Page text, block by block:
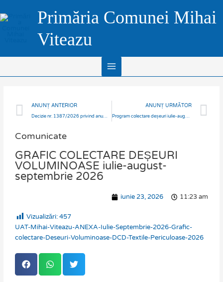
to
Primăria Comunei Mihai
Viteazu
Menu
Prev
ANUNȚ ANTERIOR
Decizie nr. 1387/2026 privind anumite măsuri de urgență referitoare la infecțiile cu virusul pestei micilor rumegătoare din România
ANUNȚ URMĂTOR
Program colectare deșeuri iulie-august-septembrie 2026
Comunicate
GRAFIC COLECTARE DEȘEURI
VOLUMINOASE iulie-august-
septembrie 2026
iunie 23, 2026 11:23 am
Vizualizări: 457
UAT-Mihai-Viteazu-ANEXA-Iulie-Septembrie-2026-Grafic-
colectare-Deseuri-Voluminoase-DCD-Textile-Periculoase-2026